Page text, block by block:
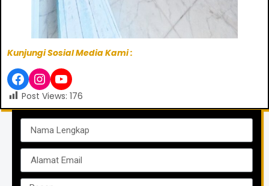
Kunjungi Sosial Media Kami :
Post Views: 176